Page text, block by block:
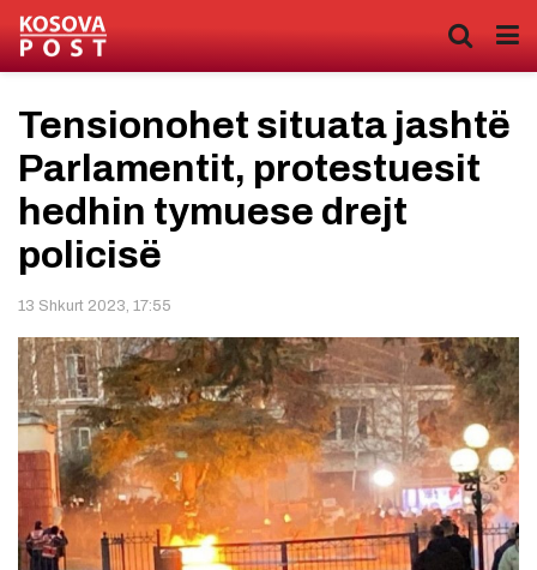
Tensionohet situata jashtë
Parlamentit, protestuesit
hedhin tymuese drejt
policisë
13 Shkurt 2023, 17:55